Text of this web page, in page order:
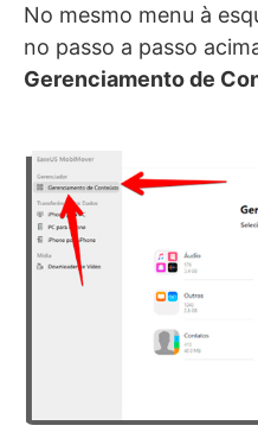
No mesmo menu à
no passo a passo
Gerenciamento de